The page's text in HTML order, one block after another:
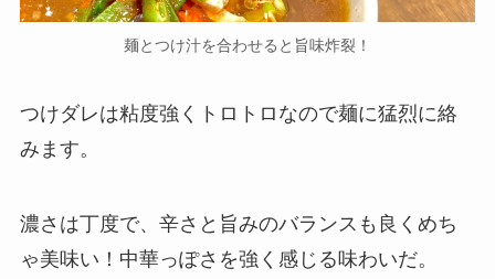
麺とつけ汁を合わせると旨味炸裂！
つけダレは粘度強くトロトロなので麺に猛烈に絡
みます。
濃さは丁度で、辛さと旨みのバランスも良くめち
ゃ美味い！中華っぽさを強く感じる味わいだ。